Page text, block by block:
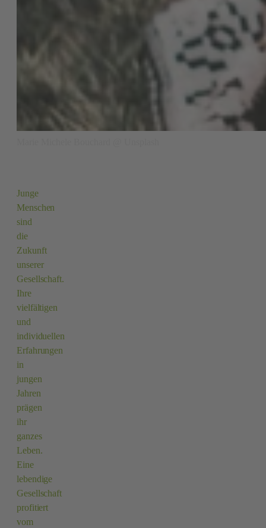
Junge
Menschen
sind
die
Zukunft
unserer
Gesellschaft.
Ihre
vielfältigen
und
individuellen
Erfahrungen
in
jungen
Jahren
prägen
ihr
ganzes
Leben.
Eine
lebendige
Gesellschaft
profitiert
vom